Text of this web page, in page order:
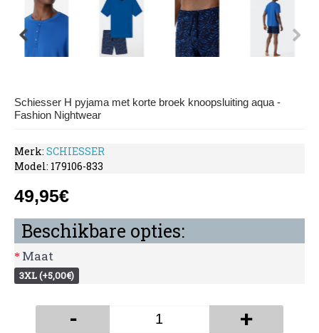
Schiesser H pyjama met korte broek knoopsluiting aqua -
Fashion Nightwear
Merk: SCHIESSER
Model: 179106-833
49,95€
Beschikbare opties:
Maat
3XL (+5,00€)
- +